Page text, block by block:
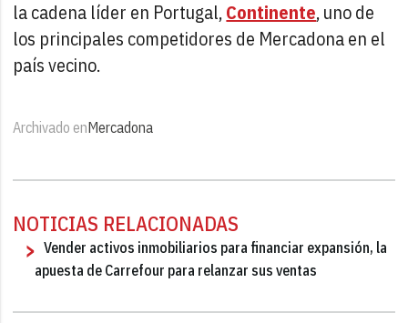
la cadena líder en Portugal,Continente, uno de
los principales competidores de Mercadona en el
país vecino.
Archivado enMercadona
NOTICIAS RELACIONADAS
Vender activos inmobiliarios para financiar expansión, la
apuesta de Carrefour para relanzar sus ventas